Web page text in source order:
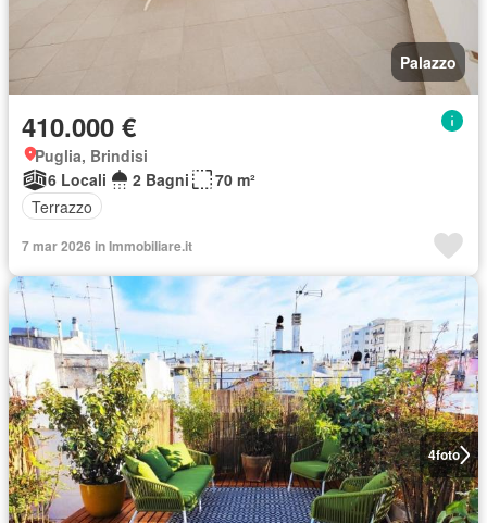
Palazzo
410.000 €
Puglia, Brindisi
6 Locali
2 Bagni
70 m²
Terrazzo
7 mar 2026 in Immobiliare.it
4foto